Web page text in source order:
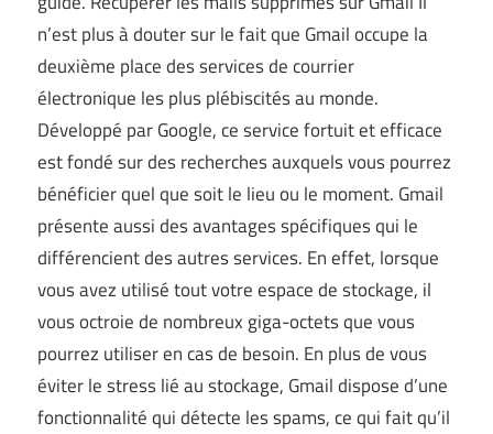
n’est plus à douter sur le fait que Gmail occupe la
deuxième place des services de courrier
électronique les plus plébiscités au monde.
Développé par Google, ce service fortuit et efficace
est fondé sur des recherches auxquels vous pourrez
bénéficier quel que soit le lieu ou le moment. Gmail
présente aussi des avantages spécifiques qui le
différencient des autres services. En effet, lorsque
vous avez utilisé tout votre espace de stockage, il
vous octroie de nombreux giga-octets que vous
pourrez utiliser en cas de besoin. En plus de vous
éviter le stress lié au stockage, Gmail dispose d’une
fonctionnalité qui détecte les spams, ce qui fait qu’il